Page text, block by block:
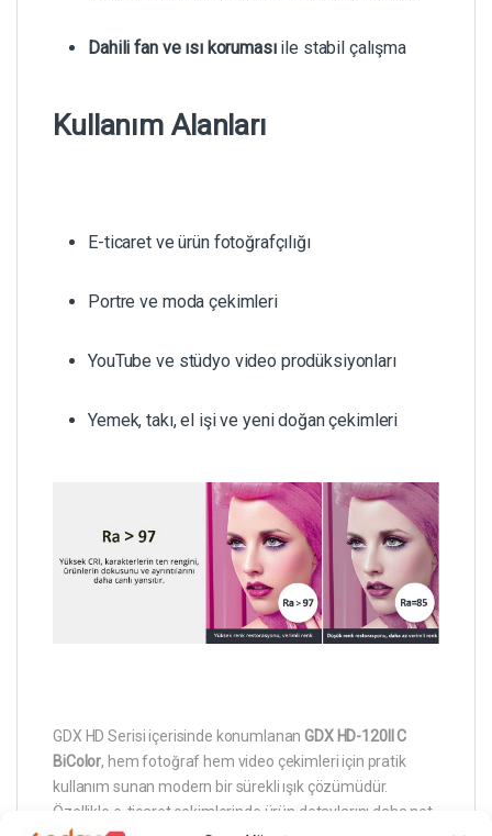
Dahili fan ve ısı korumasıile stabil çalışma
Kullanım Alanları
E-ticaret ve ürün fotoğrafçılığı
Portre ve moda çekimleri
YouTube ve stüdyo video prodüksiyonları
Yemek, takı, el işi ve yeni doğan çekimleri
GDX HD Serisi içerisinde konumlananGDX HD-120II C
BiColor, hem fotoğraf hem video çekimleri için pratik
kullanım sunan modern bir sürekli ışık çözümüdür.
Özellikle e-ticaret çekimlerinde ürün detaylarını daha net